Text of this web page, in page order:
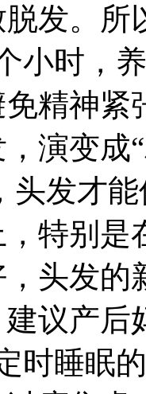
发。所
小时，
精神紧
演变成
头发才
特别是
头发的
议产后
时睡眠